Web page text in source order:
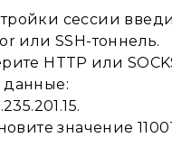
сессии
или SSH-тоннель.
HTTP или
данные:
значение